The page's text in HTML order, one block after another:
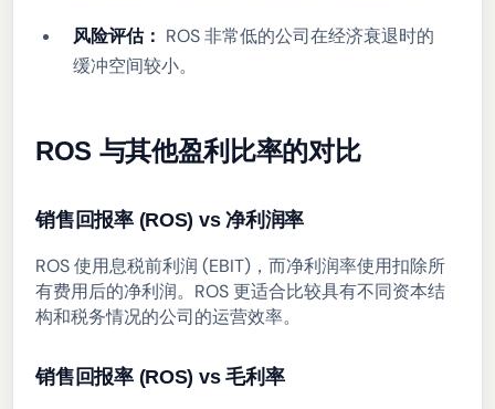
风险评估： ROS 非常低的公司在经济衰退时的
缓冲空间较小。
ROS 与其他盈利比率的对比
销售回报率 (ROS) vs 净利润率
ROS 使用息税前利润 (EBIT)，而净利润率使用扣除所
有费用后的净利润。ROS 更适合比较具有不同资本结
构和税务情况的公司的运营效率。
销售回报率 (ROS) vs 毛利率